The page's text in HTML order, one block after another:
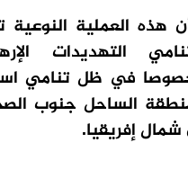
هذه العملية
التهديدات
خصوصا في ظل تنامي
الساحل جنوب
إفريقيا.